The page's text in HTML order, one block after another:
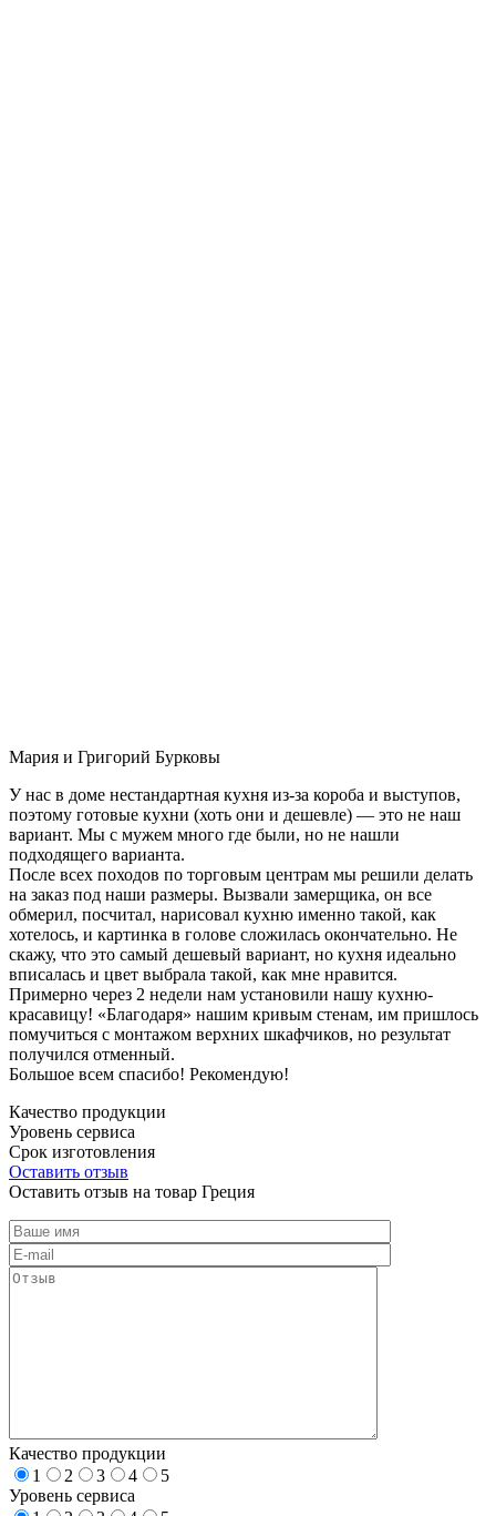
Мария и Григорий Бурковы
У нас в доме нестандартная кухня из-за короба и выступов,
поэтому готовые кухни (хоть они и дешевле) — это не наш
вариант. Мы с мужем много где были, но не нашли
подходящего варианта.
После всех походов по торговым центрам мы решили делать
на заказ под наши размеры. Вызвали замерщика, он все
обмерил, посчитал, нарисовал кухню именно такой, как
хотелось, и картинка в голове сложилась окончательно. Не
скажу, что это самый дешевый вариант, но кухня идеально
вписалась и цвет выбрала такой, как мне нравится.
Примерно через 2 недели нам установили нашу кухню-
красавицу! «Благодаря» нашим кривым стенам, им пришлось
помучиться с монтажом верхних шкафчиков, но результат
получился отменный.
Большое всем спасибо! Рекомендую!
Качество продукции
Уровень сервиса
Срок изготовления
Оставить отзыв
Оставить отзыв на товар Греция
Качество продукции
1
2 3 4
5
Уровень сервиса